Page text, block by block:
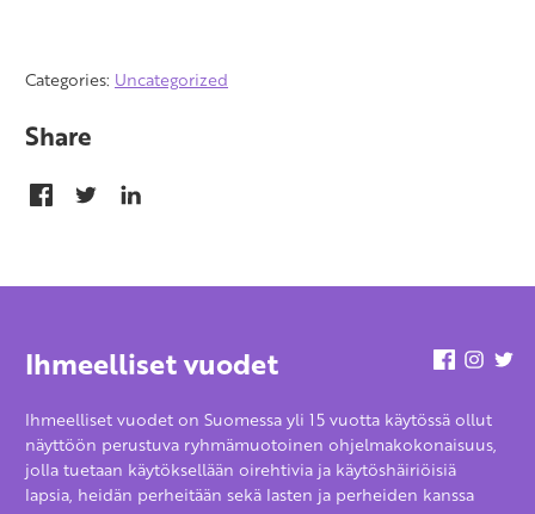
Categories: Uncategorized
Share
Ihmeelliset vuodet Facebook
Ihmeelliset vuodet on Suomessa yli 15 vuotta käytössä ollut
näyttöön perustuva ryhmämuotoinen ohjelmakokonaisuus,
jolla tuetaan käytöksellään oirehtivia ja käytöshäiriöisiä
lapsia, heidän perheitään sekä lasten ja perheiden kanssa